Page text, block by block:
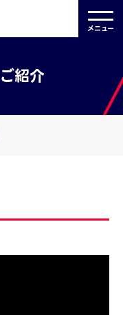
メニュー
紹介